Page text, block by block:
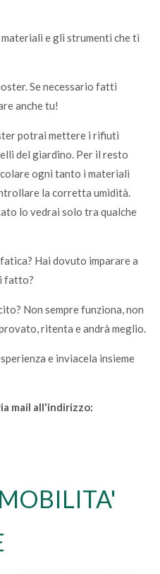
e gli strumenti che ti
Se necessario fatti
anche tu!
potrai mettere i rifiuti
del giardino. Per il resto
ogni tanto i materiali
la corretta umidità.
lo vedrai solo tra qualche
Hai dovuto imparare a
fatto?
Non sempre funziona, non
ritenta e andrà meglio.
e inviacela insieme
mail all'indirizzo: